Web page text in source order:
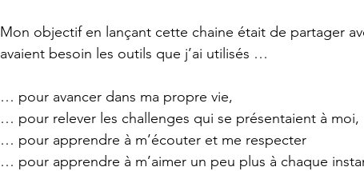
Mon objectif en lançant cette chaine était de partager
avaient besoin les outils que j’ai utilisés …
… pour avancer dans ma propre vie,
… pour relever les challenges qui se présentaient à moi,
… pour apprendre à m’écouter et me respecter
… pour apprendre à m’aimer un peu plus à chaque